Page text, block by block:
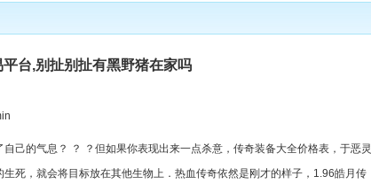
台,别扯别扯有黑野猪在家吗
己的气息？ ？ ？但如果你表现出来一点杀意，传奇装备大全价格表，于恶灵
死，就会将目标放在其他生物上．热血传奇依然是刚才的样子，1.96皓月传